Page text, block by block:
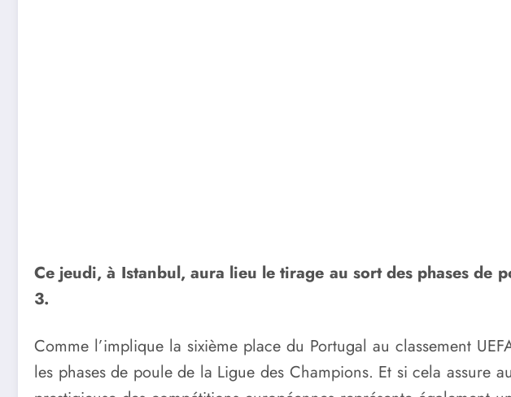
Ce jeudi, à Istanbul, aura lieu le tirage au sort des phases de
3.
Comme l’implique la sixième place du Portugal au classement
les phases de poule de la Ligue des Champions. Et si cela assure